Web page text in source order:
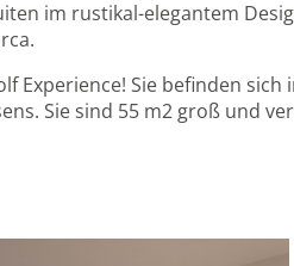
im rustikal-elegantem
Experience! Sie befinden
Sie sind 55 m2 groß und